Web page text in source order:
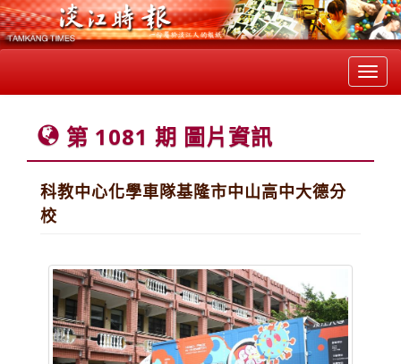
第 1081 期 圖片資訊
科教中心化學車隊基隆市中山高中大德分
校